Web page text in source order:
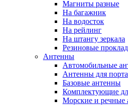
Магниты разные
На багажник
На водосток
На рейлинг
На штангу зеркала
Резиновые
Антенны
Автомобильные
Антенны для
Базовые антенны
Комплектующие
Морские и речные